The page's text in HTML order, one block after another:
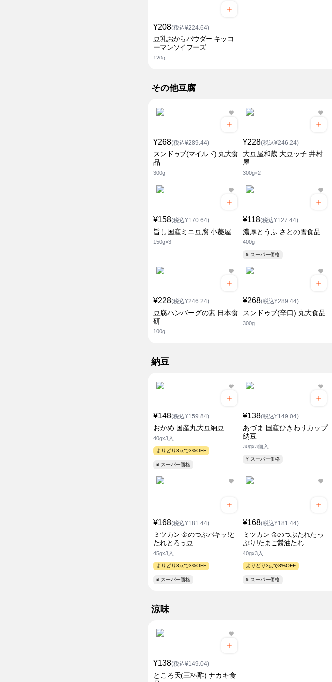
¥208(税込¥224.64)
豆乳おからパウダー キッコ
ーマンソイフーズ
120g
その他豆腐
¥268(税込¥289.44)
スンドゥブ(マイルド) 丸大食
品
300g
¥228(税込¥246.24)
大豆屋和蔵 大豆ッ子 井村
屋
300g×2
¥158(税込¥170.64)
旨し国産ミニ豆腐 小菱屋
150g×3
¥118(税込¥127.44)
濃厚とうふ さとの雪食品
400g
¥ スーパー価格
¥228(税込¥246.24)
豆腐ハンバーグの素 日本食
研
100g
¥268(税込¥289.44)
スンドゥブ(辛口) 丸大食品
300g
納豆
¥148(税込¥159.84)
おかめ 国産丸大豆納豆
40gx3入
よりどり3点で3%OFF
¥ スーパー価格
¥138(税込¥149.04)
あづま 国産ひきわりカップ
納豆
30gx3個入
¥ スーパー価格
¥168(税込¥181.44)
ミツカン 金のつぶパキッ!と
たれとろっ豆
45gx3入
よりどり3点で3%OFF
¥ スーパー価格
¥168(税込¥181.44)
ミツカン 金のつぶたれたっ
ぷり!たまご醤油たれ
40gx3入
よりどり3点で3%OFF
¥ スーパー価格
涼味
¥138(税込¥149.04)
ところ天(三杯酢) ナカキ食